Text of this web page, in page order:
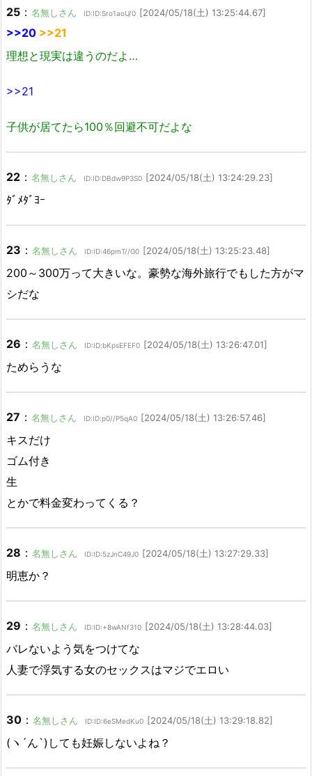
25 ： 名無しさん ID:ID:Sro1aoU/0 [2024/05/18(土) 13:25:44.67]
>>20 >>21
理想と現実は違うのだよ…
>>21
子供が居てたら100％回避不可だよな
22 ： 名無しさん ID:ID:DBdw9P3S0 [2024/05/18(土) 13:24:29.23]
ﾀﾞﾒﾀﾞﾖｰ
23 ： 名無しさん ID:ID:46pmT//G0 [2024/05/18(土) 13:25:23.48]
200～300万って大きいな。豪勢な海外旅行でもした方がマ
シだな
26 ： 名無しさん ID:ID:bKpsEFEF0 [2024/05/18(土) 13:26:47.01]
ためらうな
27 ： 名無しさん ID:ID:p0//P5qA0 [2024/05/18(土) 13:26:57.46]
キスだけ
ゴム付き
生
とかで料金変わってくる？
28 ： 名無しさん ID:ID:5zJnC49J0 [2024/05/18(土) 13:27:29.33]
明恵か？
29 ： 名無しさん ID:ID:+8wANf310 [2024/05/18(土) 13:28:44.03]
バレないよう気をつけてな
人妻で浮気する女のセックスはマジでエロい
30 ： 名無しさん ID:ID:6eSMedKu0 [2024/05/18(土) 13:29:18.82]
(ヽ´ん`)しても妊娠しないよね？